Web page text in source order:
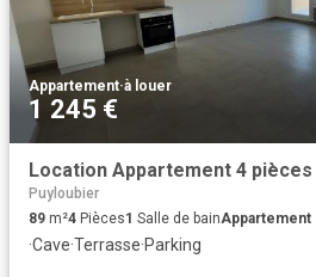
Appartement·à louer
1 245 €
Puyloubier
89 m²4 Pièces1 Salle de bainAppartement
·Cave·Terrasse·Parking